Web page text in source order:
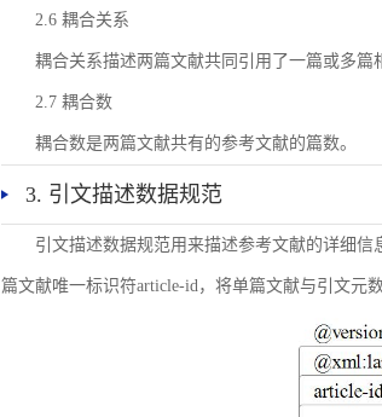
2.6 耦合关系
耦合关系描述两篇文献共同引用了一篇或多篇
2.7 耦合数
耦合数是两篇文献共有的参考文献的篇数。
3. 引文描述数据规范
引文描述数据规范用来描述参考文献的详细
篇文献唯一标识符article-id，将单篇文献与引文元